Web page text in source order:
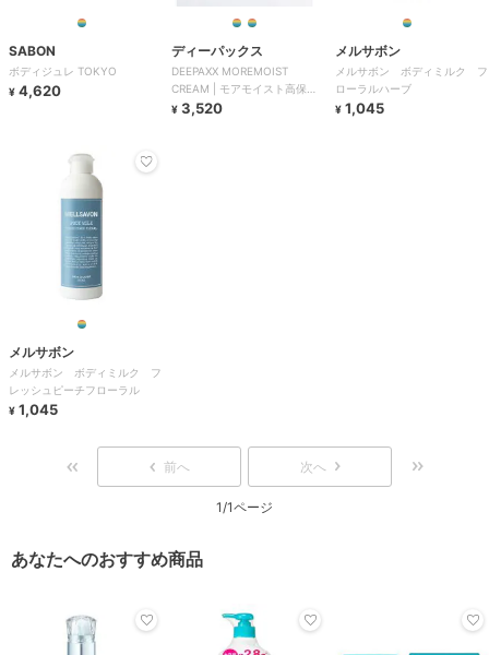
SABON
ボディジュレ TOKYO
¥ 4,620
ディーパックス
DEEPAXX MOREMOIST
CREAM | モアモイスト高保湿
クリーム
¥ 3,520
メルサボン
メルサボン ボディミルク フ
ローラルハーブ
¥ 1,045
メルサボン
メルサボン ボディミルク フ
レッシュピーチフローラル
¥ 1,045
前へ 次へ
1/1ページ
あなたへのおすすめ商品